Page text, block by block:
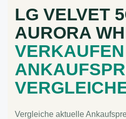
LG VELVET
AURORA
Vergleiche aktuelle